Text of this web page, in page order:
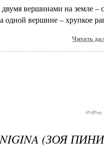
вершинами на земле –
одной вершине – хрупкое
Читать
(ЗОЯ